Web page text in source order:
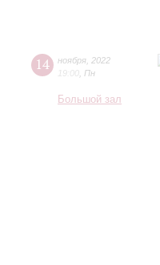
14 ноября 2022
19:00 Пн
Большой зал